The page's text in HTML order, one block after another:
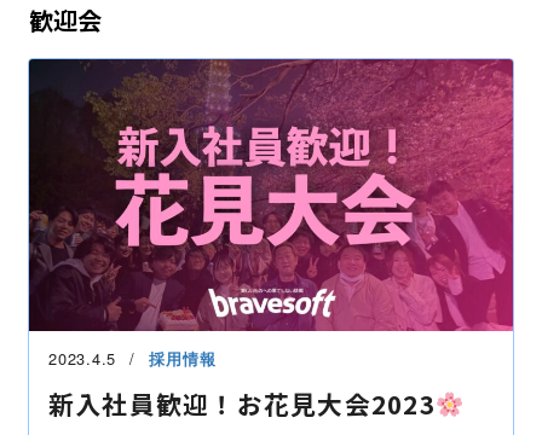
歓迎会
2023.4.5 採用情報
新入社員歓迎！お花見大会2023